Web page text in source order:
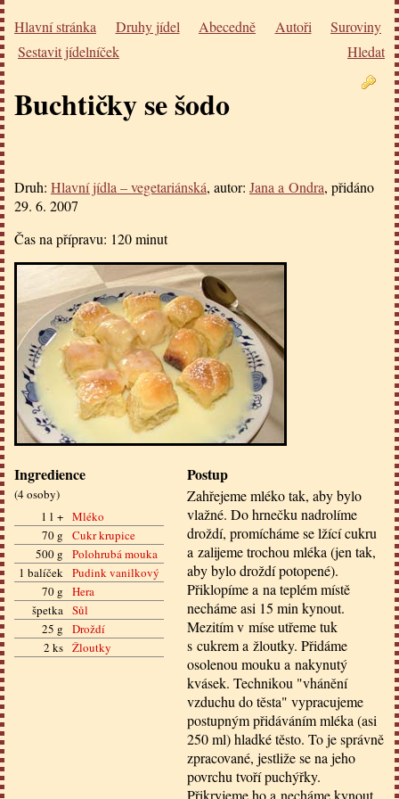
Hlavní stránka Druhy jídel Abecedně Autoři
Suroviny
Sestavit jídelníček
Hledat
Buchtičky se šodo
Druh: Hlavní jídla – vegetariánská, autor: Jana a Ondra, přidáno
29. 6. 2007
Čas na přípravu: 120 minut
Ingredience
(4 osoby)
1 l + Mléko
70 g
Cukr krupice
500 g
Polohrubá mouka
1 balíček Pudink vanilkový
70 g
Hera
špetka Sůl
25 g
Droždí
2 ks Žloutky
Postup
Zahřejeme mléko tak, aby bylo
vlažné. Do hrnečku nadrolíme
droždí, promícháme se lžící cukru
a zalijeme trochou mléka (jen tak,
aby bylo droždí potopené).
Přiklopíme a na teplém místě
necháme asi 15 min kynout.
Mezitím v míse utřeme tuk
s cukrem a žloutky. Přidáme
osolenou mouku a nakynutý
kvásek. Technikou "vhánění
vzduchu do těsta" vypracujeme
postupným přidáváním mléka (asi
250 ml) hladké těsto. To je správně
zpracované, jestliže se na jeho
povrchu tvoří puchýřky.
Přikryjeme ho a necháme kynout